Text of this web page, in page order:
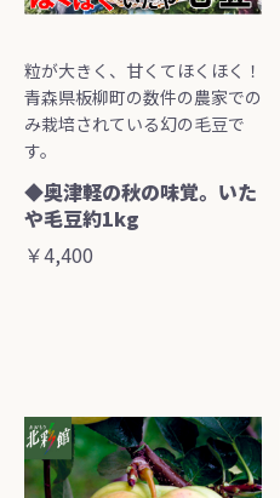
粒が大きく、甘くてほくほく！
青森県板柳町の数件の農家での
み栽培されている幻の毛豆で
す。
◆奥津軽の秋の味覚。いた
や毛豆約1kg
￥4,400